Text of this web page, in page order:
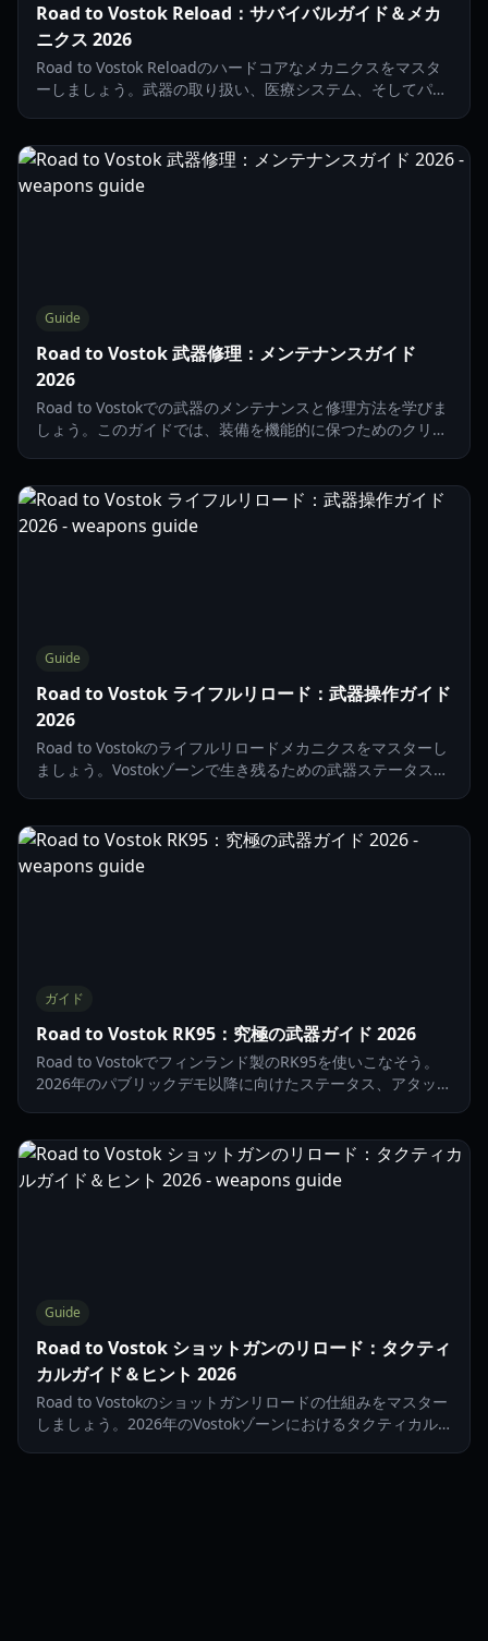
Road to Vostok Reload：サバイバルガイド＆メカ
ニクス 2026
Road to Vostok Reloadのハードコアなメカニクスをマスタ
ーしましょう。武器の取り扱い、医療システム、そしてパー
Guide
Road to Vostok 武器修理：メンテナンスガイド
2026
Road to Vostokでの武器のメンテナンスと修理方法を学びま
しょう。このガイドでは、装備を機能的に保つためのクリー
Guide
Road to Vostok ライフルリロード：武器操作ガイド
2026
Road to Vostokのライフルリロードメカニクスをマスターし
ましょう。Vostokゾーンで生き残るための武器ステータス、
ガイド
Road to Vostok RK95：究極の武器ガイド 2026
Road to Vostokでフィンランド製のRK95を使いこなそう。
2026年のパブリックデモ以降に向けたステータス、アタッチ
Guide
Road to Vostok ショットガンのリロード：タクティ
カルガイド＆ヒント 2026
Road to Vostokのショットガンリロードの仕組みをマスター
しましょう。2026年のVostokゾーンにおけるタクティカル